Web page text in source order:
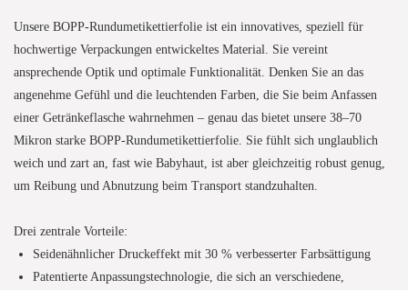
Unsere BOPP-Rundumetikettierfolie ist ein innovatives, speziell für
hochwertige Verpackungen entwickeltes Material. Sie vereint
ansprechende Optik und optimale Funktionalität. Denken Sie an das
angenehme Gefühl und die leuchtenden Farben, die Sie beim Anfassen
einer Getränkeflasche wahrnehmen – genau das bietet unsere 38–70
Mikron starke BOPP-Rundumetikettierfolie. Sie fühlt sich unglaublich
weich und zart an, fast wie Babyhaut, ist aber gleichzeitig robust genug,
um Reibung und Abnutzung beim Transport standzuhalten.
Drei zentrale Vorteile:
Seidenähnlicher Druckeffekt mit 30 % verbesserter Farbsättigung
Patentierte Anpassungstechnologie, die sich an verschiedene,